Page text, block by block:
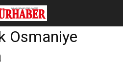
Osmaniye